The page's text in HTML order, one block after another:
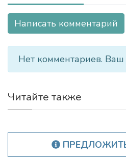
Написать комментарий
Нет комментариев.
Читайте также